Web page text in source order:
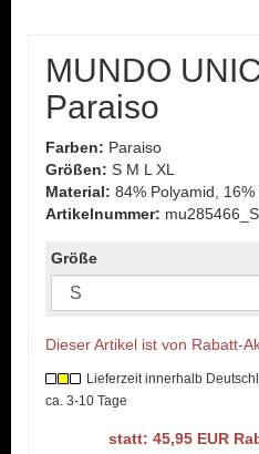
MUNDO
Paraiso
Farben: Paraiso
Größen: S M L XL
Material: 84% Polyamid, 16%
Artikelnummer:
Größe
Dieser Artikel ist von Rabatt-
Lieferzeit innerhalb
ca. 3-10 Tage
statt: 45,95 EUR